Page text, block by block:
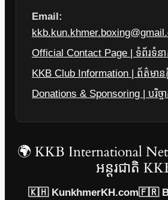
Email:
Official Contact Page | ទំព័រទំនា
KKB Club Information | ព័ត៌មាន
Donations & Sponsoring | បរិច្ច
🌍 KKB International
អន្តរជាតិ
🇰🇭 KunkhmerKH.com🇫🇷